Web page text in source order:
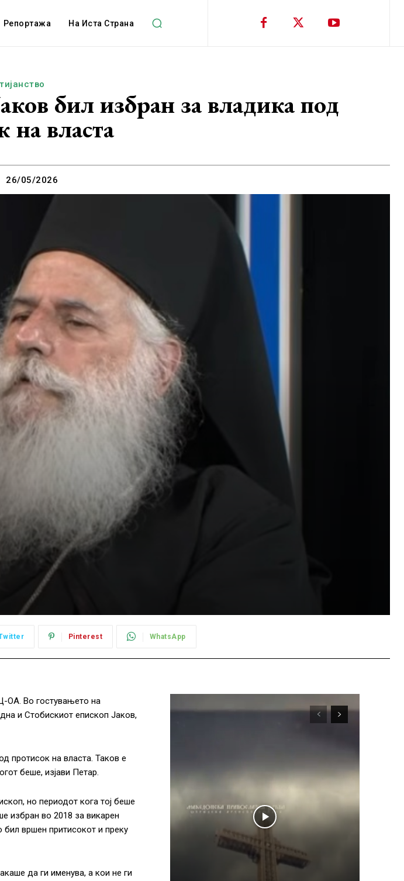
Репортажа На Иста Страна
бил избран за владика под
на власта
26/05/2026
Pinterest WhatsApp
ОА. Во гостувањето на
и Стобискиот епископ Јаков,
протисок на власта. Таков е
беше, изјави Петар.
но периодот кога тој беше
избран во 2018 за викарен
бил вршен притисокот и преку
да ги именува, а кои не ги